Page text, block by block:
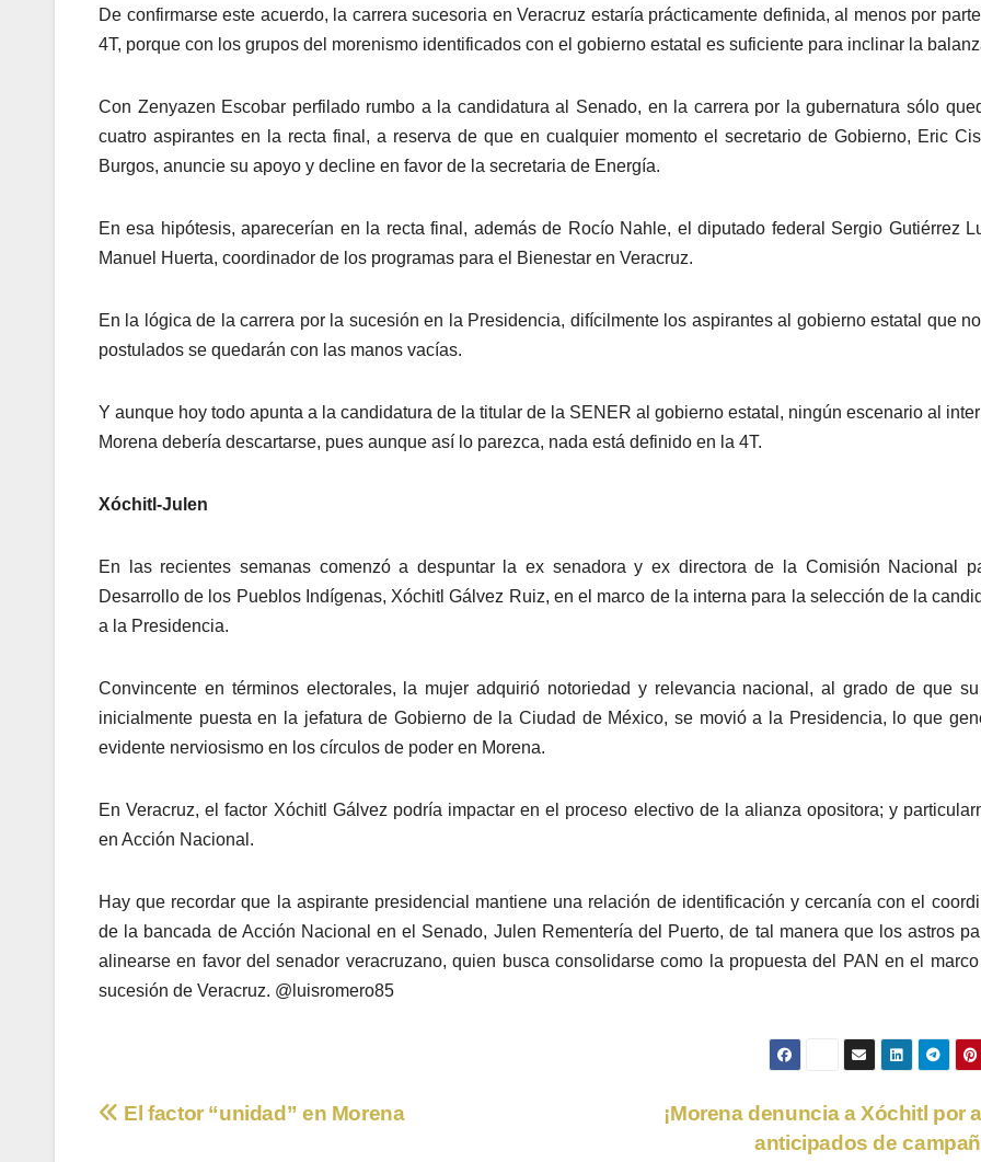
De confirmarse este acuerdo, la carrera sucesoria en Veracruz estaría prácticamente definida, al menos por
4T, porque con los grupos del morenismo identificados con el gobierno estatal es suficiente para inclinar la
Con Zenyazen Escobar perfilado rumbo a la candidatura al Senado, en la carrera por la gubernatura sólo
cuatro aspirantes en la recta final, a reserva de que en cualquier momento el secretario de Gobierno, Eric
Burgos, anuncie su apoyo y decline en favor de la secretaria de Energía.
En esa hipótesis, aparecerían en la recta final, además de Rocío Nahle, el diputado federal Sergio Gutiérrez
Manuel Huerta, coordinador de los programas para el Bienestar en Veracruz.
En la lógica de la carrera por la sucesión en la Presidencia, difícilmente los aspirantes al gobierno estatal que
postulados se quedarán con las manos vacías.
Y aunque hoy todo apunta a la candidatura de la titular de la SENER al gobierno estatal, ningún escenario al
Morena debería descartarse, pues aunque así lo parezca, nada está definido en la 4T.
Xóchitl-Julen
En las recientes semanas comenzó a despuntar la ex senadora y ex directora de la Comisión Nacional
Desarrollo de los Pueblos Indígenas, Xóchitl Gálvez Ruiz, en el marco de la interna para la selección de la
a la Presidencia.
Convincente en términos electorales, la mujer adquirió notoriedad y relevancia nacional, al grado de que
inicialmente puesta en la jefatura de Gobierno de la Ciudad de México, se movió a la Presidencia, lo que
evidente nerviosismo en los círculos de poder en Morena.
En Veracruz, el factor Xóchitl Gálvez podría impactar en el proceso electivo de la alianza opositora; y
en Acción Nacional.
Hay que recordar que la aspirante presidencial mantiene una relación de identificación y cercanía con el
de la bancada de Acción Nacional en el Senado, Julen Rementería del Puerto, de tal manera que los astros
alinearse en favor del senador veracruzano, quien busca consolidarse como la propuesta del PAN en el
sucesión de Veracruz. @luisromero85
Navegación
¡Morena denuncia a Xóchitl por
anticipados de
El factor “unidad” en Morena